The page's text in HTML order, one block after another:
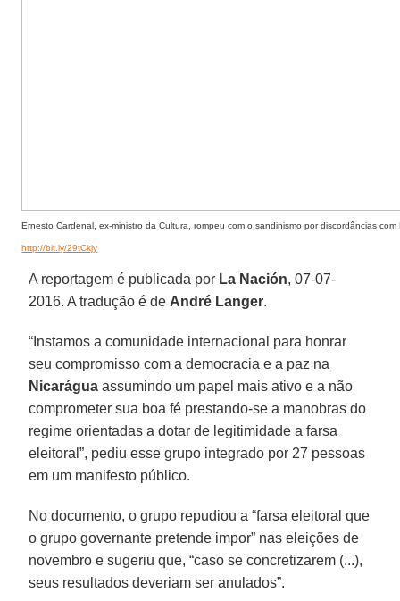
Ernesto Cardenal, ex-ministro da Cultura, rompeu com o sandinismo por discordâncias
http://bit.ly/29tCkjy
A reportagem é publicada por La Nación, 07-07-
2016. A tradução é de André Langer.
“Instamos a comunidade internacional para honrar
seu compromisso com a democracia e a paz na
Nicarágua assumindo um papel mais ativo e a não
comprometer sua boa fé prestando-se a manobras do
regime orientadas a dotar de legitimidade a farsa
eleitoral”, pediu esse grupo integrado por 27 pessoas
em um manifesto público.
No documento, o grupo repudiou a “farsa eleitoral que
o grupo governante pretende impor” nas eleições de
novembro e sugeriu que, “caso se concretizarem (...),
seus resultados deveriam ser anulados”.